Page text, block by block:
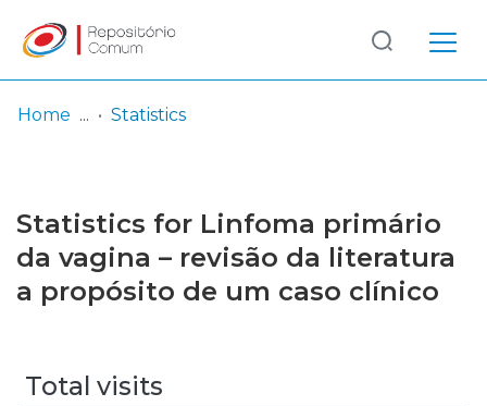
Browse repository
Entities
Log
In
(current)
Home Statistics
Statistics for Linfoma primário
da vagina – revisão da literatura
a propósito de um caso clínico
Total visits